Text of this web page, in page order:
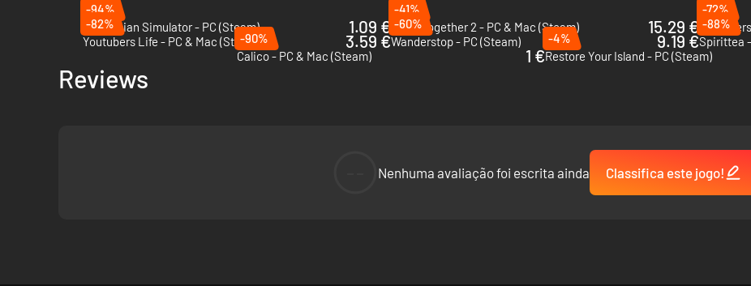
-94%
Electrician Simulator - PC (Steam)
1.09 €
-41%
Farm Together 2 - PC & Mac (Steam)
15.29 €
-72%
-82%
Youtubers Life - PC & Mac (Steam)
3.59 €
-60%
Wanderstop - PC (Steam)
9.19 €
-88%
Spirittea
-90%
Calico - PC & Mac (Steam)
1 €
-4%
Restore Your Island - PC (Steam)
Reviews
Nenhuma avaliação foi escrita ainda Classifica este jogo!